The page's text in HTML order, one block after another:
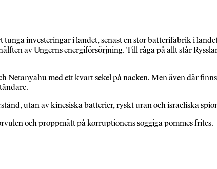
investeringar i landet, senast en stor batterifabrik i
av Ungerns energiförsörjning. Till råga på allt står
Netanyahu med ett kvart sekel på nacken. Men även där
utan av kinesiska batterier, ryskt uran och israeliska
och proppmätt på korruptionens soggiga pommes frites.